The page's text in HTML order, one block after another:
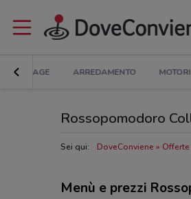
BRICOLAGE ARREDAMENTO MOTORI
Rossopomodoro
Sei qui: DoveConviene
Menù e prezzi